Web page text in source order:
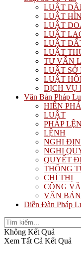
LUẬT
LUẬT
LUẬT
LUẬT
LUẬT
LUẬT
TƯ VẤN
LUẬT SỞ
LUẬT
DỊCH VỤ
Văn Bản Pháp
HIẾN
LUẬT
PHÁP
LỆNH
NGHỊ
NGHỊ
QUYẾT
THÔNG
CHỈ THỊ
CÔNG
VĂN
Diễn Đàn Pháp
Không Kết Quả
Xem Tất Cả Kết Quả